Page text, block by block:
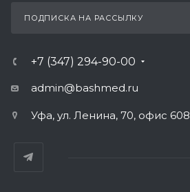
ПОДПИСКА НА РАССЫЛКУ
+7 (347) 294-90-00
admin@bashmed.ru
Уфа, ул. Ленина, 70, офис 608